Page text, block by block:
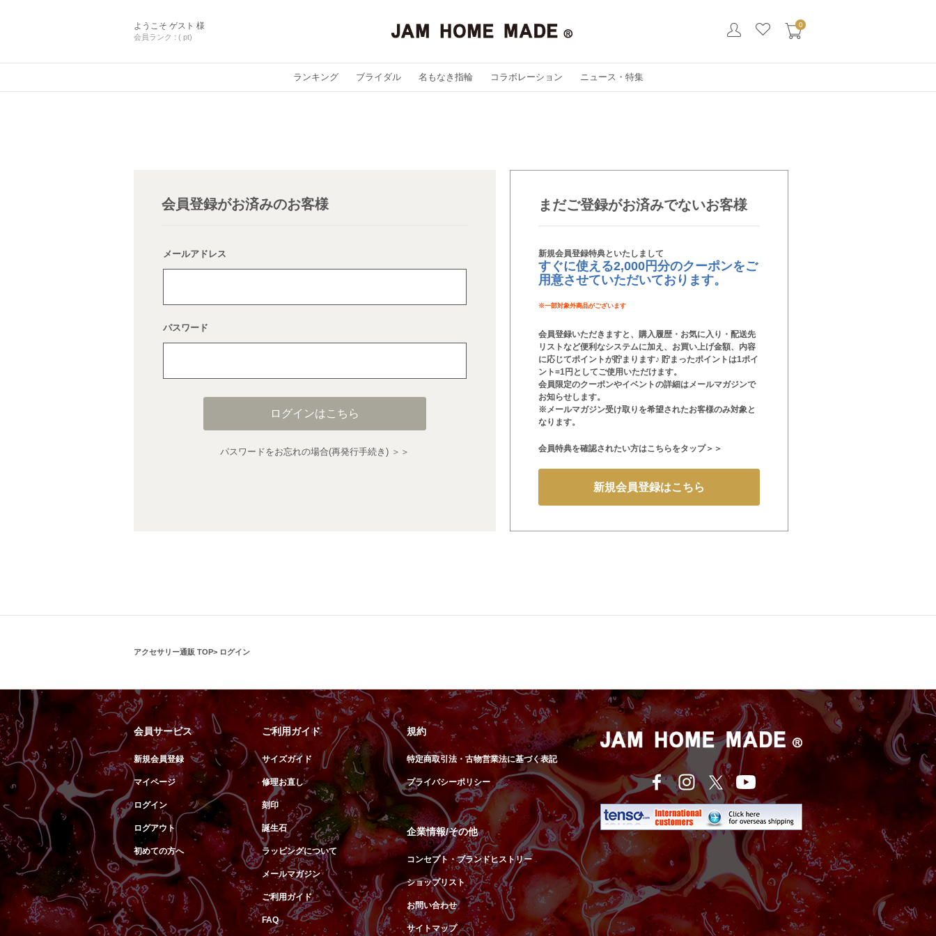
ようこそ ゲスト 様
会員ランク : ( pt)
0
ランキング ブライダル 名もなき指輪 コラボレーション ニュース・特集
会員登録がお済みのお客様
メールアドレス
パスワード
ログインはこちら
パスワードをお忘れの場合(再発行手続き) ＞＞
まだご登録がお済みでないお客様
新規会員登録特典といたしまして
すぐに使える2,000円分のクーポンをご
用意させていただいております。
※一部対象外商品がございます
会員登録いただきますと、購入履歴・お気に入り・配送先
リストなど便利なシステムに加え、お買い上げ金額、内容
に応じてポイントが貯まります♪ 貯まったポイントは1ポイ
ント=1円としてご使用いただけます。
会員限定のクーポンやイベントの詳細はメールマガジンで
お知らせします。
※メールマガジン受け取りを希望されたお客様のみ対象と
なります。
会員特典を確認されたい方はこちらをタップ＞＞
新規会員登録はこちら
アクセサリー通販 TOP ログイン
会員サービス
新規会員登録
マイページ
ログイン
ログアウト
初めての方へ
ご利用ガイド
サイズガイド
修理お直し
刻印
誕生石
ラッピングについて
メールマガジン
ご利用ガイド
FAQ
規約
特定商取引法・古物営業法に基づく表記
プライバシーポリシー
企業情報/その他
コンセプト・ブランドヒストリー
ショップリスト
お問い合わせ
サイトマップ